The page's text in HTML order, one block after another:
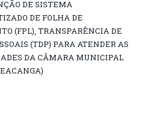
DE SISTEMA
DE FOLHA DE
(FPL), TRANSPARÊNCIA DE
(TDP) PARA ATENDER AS
DA CÂMARA MUNICIPAL